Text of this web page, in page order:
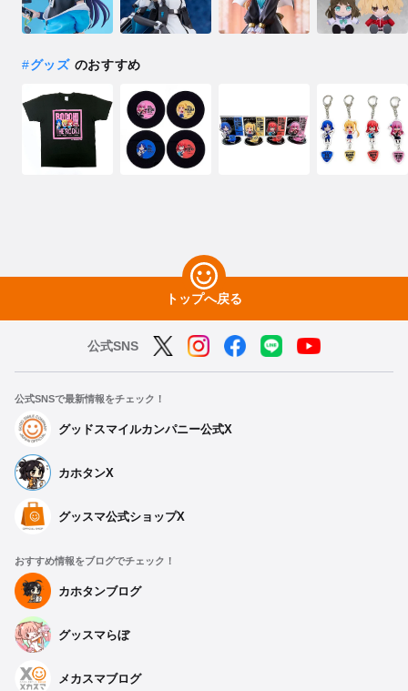
サイクルジャージ シロコ ライディング Ver.【S】
予約受付中
サイクルジャージ シロコ ライディング Ver.【M】
#グッズのおすすめ
トップへ戻る
公式SNS
公式SNSで最新情報をチェック！
グッドスマイルカンパニー公式X
カホタンX
グッスマ公式ショップX
おすすめ情報をブログでチェック！
カホタンブログ
グッスマらぼ
メカスマブログ